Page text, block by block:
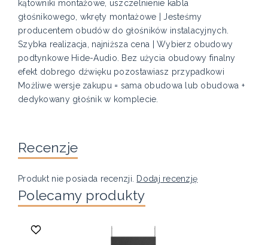
kątowniki montażowe, uszczelnienie kabla
głośnikowego, wkręty montażowe | Jesteśmy
producentem obudów do głośników instalacyjnych.
Szybka realizacja, najniższa cena | Wybierz obudowy
podtynkowe Hide-Audio. Bez użycia obudowy finalny
efekt dobrego dźwięku pozostawiasz przypadkowi
Możliwe wersje zakupu = sama obudowa lub obudowa +
dedykowany głośnik w komplecie.
Recenzje
Produkt nie posiada recenzji. Dodaj recenzję
Polecamy produkty